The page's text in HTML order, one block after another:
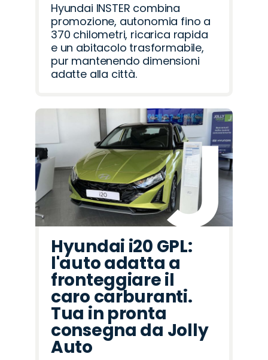
Hyundai INSTER combina
promozione, autonomia fino a
370 chilometri, ricarica rapida
e un abitacolo trasformabile,
pur mantenendo dimensioni
adatte alla città.
Hyundai i20 GPL:
l'auto adatta a
fronteggiare il
caro carburanti.
Tua in pronta
consegna da Jolly
Auto